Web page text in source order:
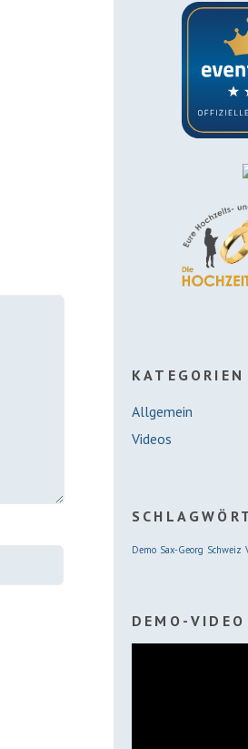
KATEGORIEN
Allgemein
Videos
Demo Sax-Georg Schweiz
DEMO-